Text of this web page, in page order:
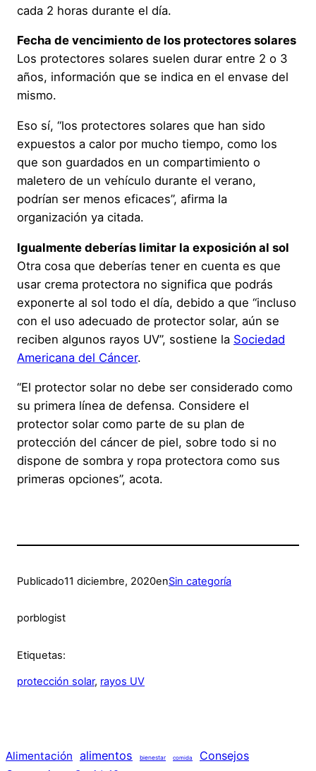
cada 2 horas durante el día.
Fecha de vencimiento de los protectores solares
Los protectores solares suelen durar entre 2 o 3
años, información que se indica en el envase del
mismo.
Eso sí, “los protectores solares que han sido
expuestos a calor por mucho tiempo, como los
que son guardados en un compartimiento o
maletero de un vehículo durante el verano,
podrían ser menos eficaces”, afirma la
organización ya citada.
Igualmente deberías limitar la exposición al sol
Otra cosa que deberías tener en cuenta es que
usar crema protectora no significa que podrás
exponerte al sol todo el día, debido a que “incluso
con el uso adecuado de protector solar, aún se
reciben algunos rayos UV”, sostiene la Sociedad
Americana del Cáncer.
“El protector solar no debe ser considerado como
su primera línea de defensa. Considere el
protector solar como parte de su plan de
protección del cáncer de piel, sobre todo si no
dispone de sombra y ropa protectora como sus
primeras opciones”, acota.
Publicado11 diciembre, 2020enSin categoría
porblogist
Etiquetas:
protección solar, rayos UV
Alimentación alimentos bienestar comida Consejos